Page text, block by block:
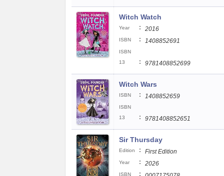
Witch Watch
Year : 2016
ISBN : 1408852691
ISBN
13
: 9781408852699
Witch Wars
ISBN : 1408852659
ISBN
13
: 9781408852651
Sir Thursday
Edition : First Edition
Year : 2026
ISBN :